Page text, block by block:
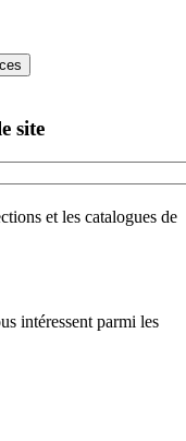
site
et les catalogues de
intéressent parmi les